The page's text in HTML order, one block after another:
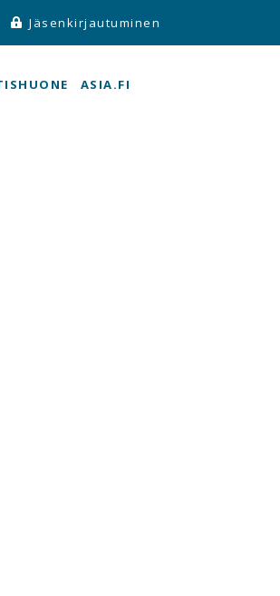
Jäsenkirjautuminen
ASIA.FI